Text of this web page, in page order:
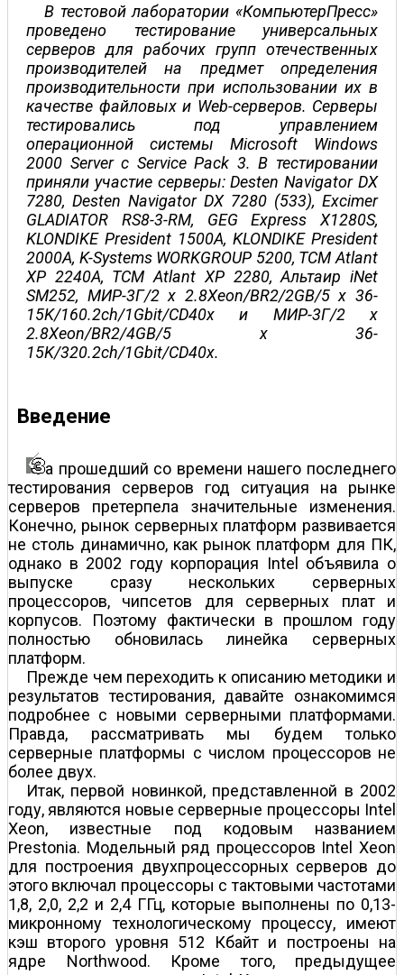
В тестовой лаборатории «КомпьютерПресс»
проведено тестирование универсальных
серверов для рабочих групп отечественных
производителей на предмет определения
производительности при использовании их в
качестве файловых и Web-серверов. Серверы
тестировались под управлением
операционной системы Microsoft Windows
2000 Server с Service Pack 3. В тестировании
приняли участие серверы: Desten Navigator DX
7280, Desten Navigator DX 7280 (533), Exсimer
GLADIATOR RS8-3-RM, GEG Express X1280S,
KLONDIKE President 1500A, KLONDIKE President
2000A, K-Systems WORKGROUP 5200, TCM Atlant
XP 2240A, TCM Atlant XP 2280, Альтаир iNet
SM252, МИР-3Г/2 х 2.8Xeon/BR2/2GB/5 х 36-
15K/160.2ch/1Gbit/CD40x и МИР-3Г/2 х
2.8Xeon/BR2/4GB/5 х 36-
15K/320.2ch/1Gbit/CD40x.
Введение
а прошедший со времени нашего последнего
тестирования серверов год ситуация на рынке
серверов претерпела значительные изменения.
Конечно, рынок серверных платформ развивается
не столь динамично, как рынок платформ для ПК,
однако в 2002 году корпорация Intel объявила о
выпуске сразу нескольких серверных
процессоров, чипсетов для серверных плат и
корпусов. Поэтому фактически в прошлом году
полностью обновилась линейка серверных
платформ.
Прежде чем переходить к описанию методики и
результатов тестирования, давайте ознакомимся
подробнее с новыми серверными платформами.
Правда, рассматривать мы будем только
серверные платформы с числом процессоров не
более двух.
Итак, первой новинкой, представленной в 2002
году, являются новые серверные процессоры Intel
Xeon, известные под кодовым названием
Prestonia. Модельный ряд процессоров Intel Xeon
для построения двухпроцессорных серверов до
этого включал процессоры с тактовыми частотами
1,8, 2,0, 2,2 и 2,4 ГГц, которые выполнены по 0,13-
микронному технологическому процессу, имеют
кэш второго уровня 512 Кбайт и построены на
ядре Northwood. Кроме того, предыдущее